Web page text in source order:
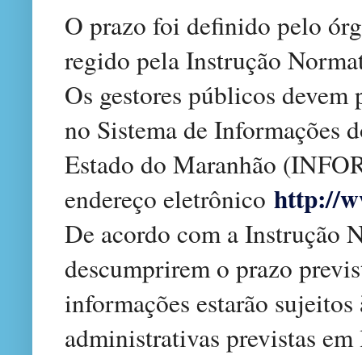
O prazo foi definido pelo
regido pela Instrução
Os gestores públicos
no Sistema de Informações
Estado do Maranhão
endereço eletrônico http://
De acordo com a Instrução
descumprirem o prazo
informações estarão
administrativas previstas